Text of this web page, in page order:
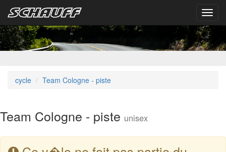
cycle Team Cologne - piste
Team Cologne - piste unisex